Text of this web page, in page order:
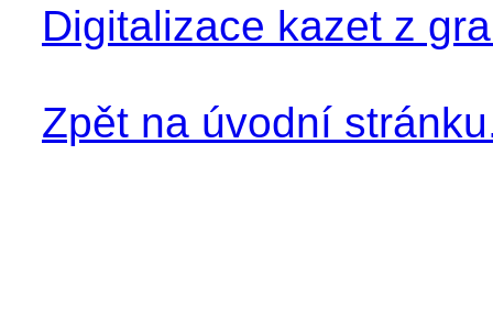
Digitalizace kazet z
Zpět na úvodní